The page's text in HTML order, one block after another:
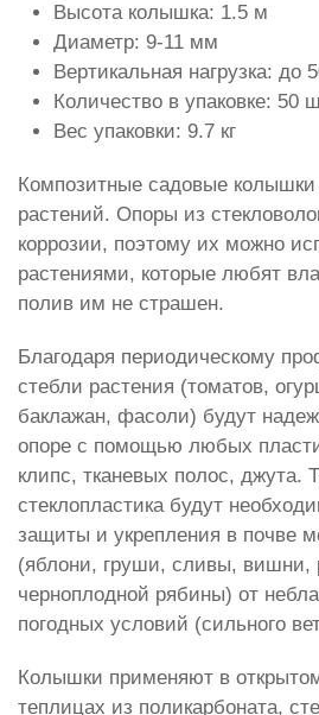
Высота колышка: 1.5 м
Диаметр: 9-11 мм
Вертикальная нагрузка: до
Количество в упаковке: 50
Вес упаковки: 9.7 кг
Композитные садовые колышки
растений. Опоры из
коррозии, поэтому их можно
растениями, которые любят
полив им не страшен.
Благодаря периодическому
стебли растения (томатов,
баклажан, фасоли) будут
опоре с помощью любых
клипс, тканевых полос, джута.
стеклопластика будут
защиты и укрепления в почве
(яблони, груши, сливы, вишни,
черноплодной рябины) от
погодных условий (сильного
Колышки применяют в
теплицах из поликарбоната,